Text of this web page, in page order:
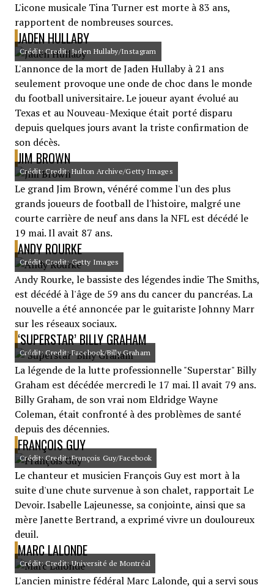
L'icone musicale Tina Turner est morte à 83 ans,
rapportent de nombreuses sources.
JADEN HULLABY
Crédit: Credit: Jaden Hullaby/Instagram
L'annonce de la mort de Jaden Hullaby à 21 ans
seulement provoque une onde de choc dans le monde
du football universitaire. Le joueur ayant évolué au
Texas et au Nouveau-Mexique était porté disparu
depuis quelques jours avant la triste confirmation de
son décès.
JIM BROWN
Crédit: Credit: Hulton Archive/Getty Images
Le grand Jim Brown, vénéré comme l'un des plus
grands joueurs de football de l'histoire, malgré une
courte carrière de neuf ans dans la NFL est décédé le
19 mai. Il avait 87 ans.
ANDY ROURKE
Crédit: Credit: Getty Images
Andy Rourke, le bassiste des légendes indie The Smiths,
est décédé à l'âge de 59 ans du cancer du pancréas. La
nouvelle a été annoncée par le guitariste Johnny Marr
sur les réseaux sociaux.
‘SUPERSTAR’ BILLY GRAHAM
Crédit: Credit: Facebook/Billy Graham
La légende de la lutte professionnelle "Superstar" Billy
Graham est décédée mercredi le 17 mai. Il avait 79 ans.
Billy Graham, de son vrai nom Eldridge Wayne
Coleman, était confronté à des problèmes de santé
depuis des décennies.
FRANÇOIS GUY
Crédit: Credit: François Guy/Facebook
Le chanteur et musicien François Guy est mort à la
suite d'une chute survenue à son chalet, rapportait Le
Devoir. Isabelle Lajeunesse, sa conjointe, ainsi que sa
mère Janette Bertrand, a exprimé vivre un douloureux
deuil.
MARC LALONDE
Crédit: Credit: Université de Montréal
L'ancien ministre fédéral Marc Lalonde, qui a servi sous